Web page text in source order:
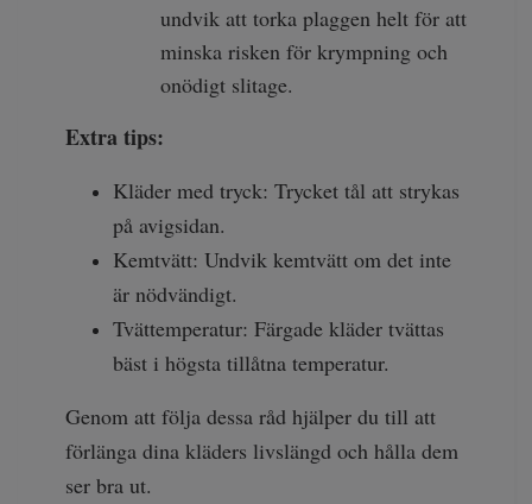
undvik att torka plaggen helt för att
minska risken för krympning och
onödigt slitage.
Extra tips:
Kläder med tryck: Trycket tål att strykas
på avigsidan.
Kemtvätt: Undvik kemtvätt om det inte
är nödvändigt.
Tvättemperatur: Färgade kläder tvättas
bäst i högsta tillåtna temperatur.
Genom att följa dessa råd hjälper du till att
förlänga dina kläders livslängd och hålla dem
ser bra ut.